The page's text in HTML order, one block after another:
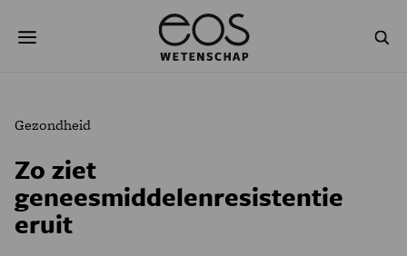
naar
NATUURWETENSCHAPPEN GESCHIEDENIS
PSYCHE & BREIN
Gezondheid
Zo ziet
geneesmiddelenresistentie
eruit